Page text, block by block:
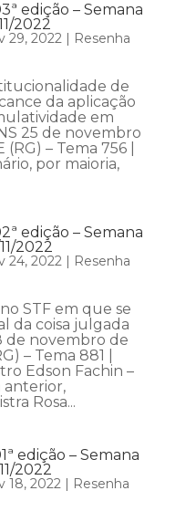
edição – Semana
2022
29, 2022| Resenha
de
da aplicação
em
25 de novembro
– Tema 756 |
por maioria,
edição – Semana
2022
24, 2022| Resenha
STF em que se
da coisa julgada
de novembro de
– Tema 881 |
Edson Fachin –
anterior,
Rosa...
edição – Semana
2022
18, 2022| Resenha